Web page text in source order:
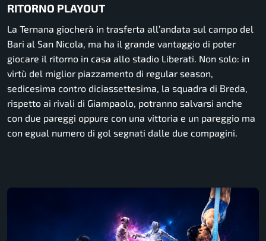
RITORNO PLAYOUT
La Ternana giocherà in trasferta all’andata sul campo del
Bari al San Nicola, ma ha il grande vantaggio di poter
giocare il ritorno in casa allo stadio Liberati. Non solo: in
virtù del miglior piazzamento di regular season,
sedicesima contro diciassettesima, la squadra di Breda,
rispetto ai rivali di Giampaolo, potranno salvarsi anche
con due pareggi oppure con una vittoria e un pareggio ma
con egual numero di gol segnati dalle due compagini.